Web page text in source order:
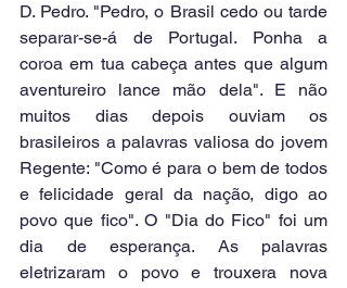
D. Pedro. "Pedro, o Brasil cedo ou tarde
separar-se-á de Portugal. Ponha a
coroa em tua cabeça antes que algum
aventureiro lance mão dela". E não
muitos dias depois ouviam os
brasileiros a palavras valiosa do jovem
Regente: "Como é para o bem de todos
e felicidade geral da nação, digo ao
povo que fico". O "Dia do Fico" foi um
dia de esperança. As palavras
eletrizaram o povo e trouxera nova